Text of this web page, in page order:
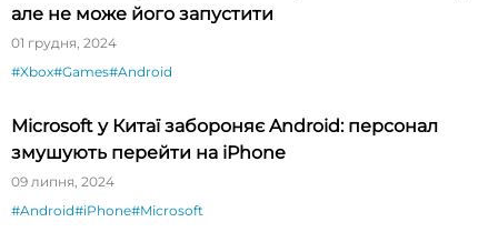
але не може його запустити
01 грудня, 2024
#Xbox#Games#Android
Microsoft у Китаї забороняє Android: персонал
змушують перейти на iPhone
09 липня, 2024
#Android#iPhone#Microsoft